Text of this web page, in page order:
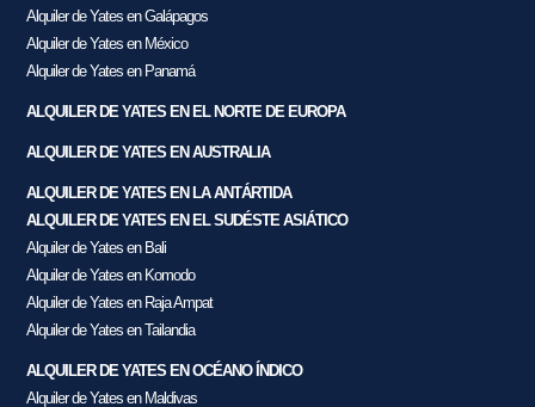
Alquiler de Yates en Galápagos
Alquiler de Yates en México
Alquiler de Yates en Panamá
ALQUILER DE YATES EN EL NORTE DE EUROPA
ALQUILER DE YATES EN AUSTRALIA
ALQUILER DE YATES EN LA ANTÁRTIDA
ALQUILER DE YATES EN EL SUDÉSTE ASIÁTICO
Alquiler de Yates en Bali
Alquiler de Yates en Komodo
Alquiler de Yates en Raja Ampat
Alquiler de Yates en Tailandia
ALQUILER DE YATES EN OCÉANO ÍNDICO
Alquiler de Yates en Maldivas